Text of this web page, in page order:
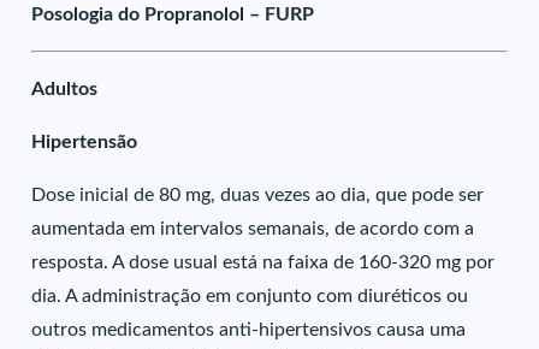
Posologia do Propranolol – FURP
Adultos
Hipertensão
Dose inicial de 80 mg, duas vezes ao dia, que pode ser
aumentada em intervalos semanais, de acordo com a
resposta. A dose usual está na faixa de 160-320 mg por
dia. A administração em conjunto com diuréticos ou
outros medicamentos anti-hipertensivos causa uma